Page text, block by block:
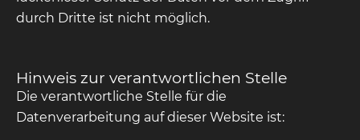
durch Dritte ist nicht möglich.
Hinweis zur verantwortlichen Stelle
Die verantwortliche Stelle für die
Datenverarbeitung auf dieser Website ist: